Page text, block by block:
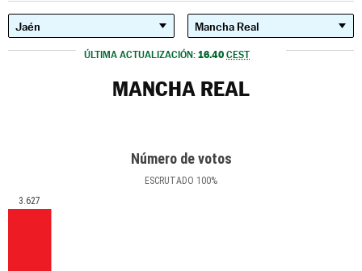
ÚLTIMA ACTUALIZACIÓN: 16.40 CEST
MANCHA REAL
Número de votos
ESCRUTADO 100%
3.627